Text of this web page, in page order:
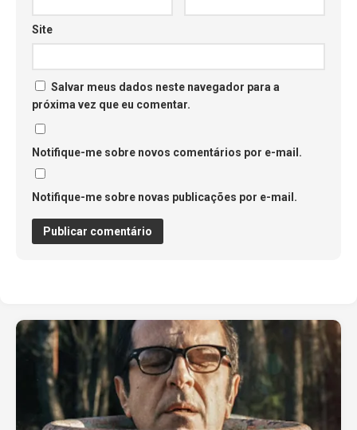
Site
Salvar meus dados neste navegador para a
próxima vez que eu comentar.
Notifique-me sobre novos comentários por e-mail.
Notifique-me sobre novas publicações por e-mail.